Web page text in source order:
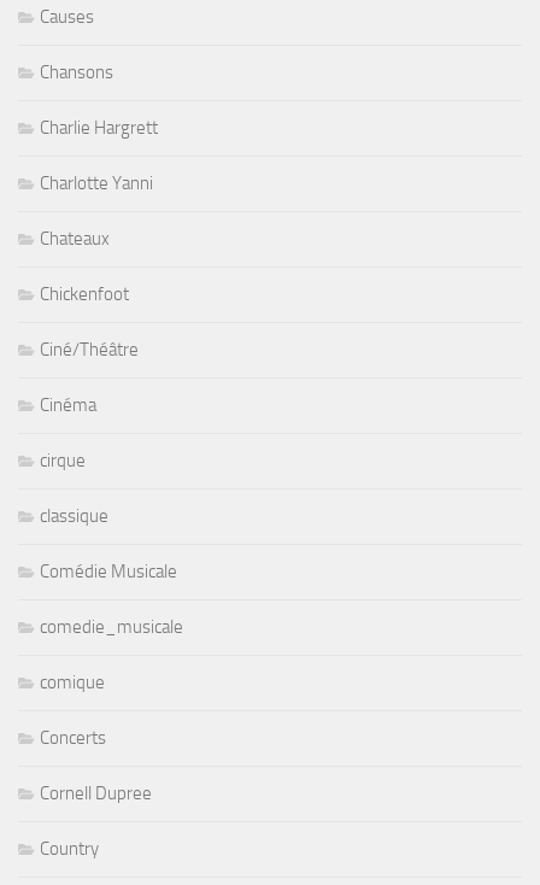
Causes
Chansons
Charlie Hargrett
Charlotte Yanni
Chateaux
Chickenfoot
Ciné/Théâtre
Cinéma
cirque
classique
Comédie Musicale
comedie_musicale
comique
Concerts
Cornell Dupree
Country